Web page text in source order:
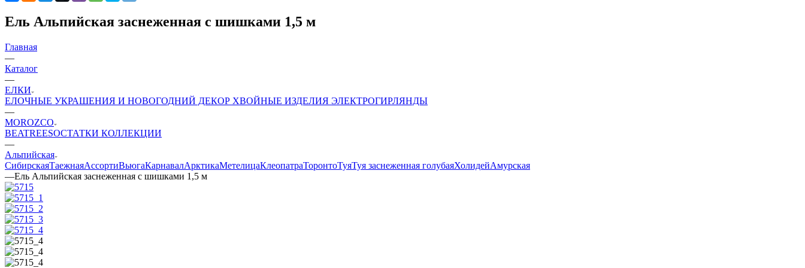
Ель Альпийская заснеженная с шишками 1,5 м
Главная
—
Каталог
—
ЕЛКИ
ЕЛОЧНЫЕ УКРАШЕНИЯ И НОВОГОДНИЙ ДЕКОР ХВОЙНЫЕ ИЗДЕЛИЯ ЭЛЕКТРОГИРЛЯНДЫ
—
MOROZCO
BEATREESОСТАТКИ КОЛЛЕКЦИИ
—
Альпийская
СибирскаяТаежнаяАссортиВьюгаКарнавалАрктикаМетелицаКлеопатраТоронтоТуяТуя заснеженная голубаяХолидейАмурская
—Ель Альпийская заснеженная с шишками 1,5 м